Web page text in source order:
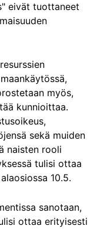
eivät tuottaneet
myös,
kunnioittaa.
sekä muiden
naisten rooli
tulisi ottaa
10.5.
sanotaan,
ottaa erityisesti